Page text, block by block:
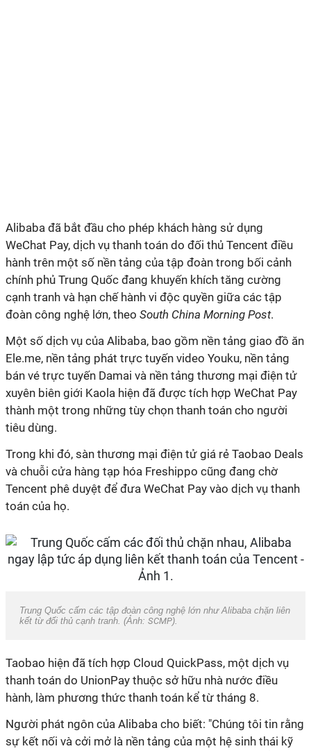
Alibaba đã bắt đầu cho phép khách hàng sử dụng
WeChat Pay, dịch vụ thanh toán do đối thủ Tencent điều
hành trên một số nền tảng của tập đoàn trong bối cảnh
chính phủ Trung Quốc đang khuyến khích tăng cường
cạnh tranh và hạn chế hành vi độc quyền giữa các tập
đoàn công nghệ lớn, theo South China Morning Post.
Một số dịch vụ của Alibaba, bao gồm nền tảng giao đồ ăn
Ele.me, nền tảng phát trực tuyến video Youku, nền tảng
bán vé trực tuyến Damai và nền tảng thương mại điện tử
xuyên biên giới Kaola hiện đã được tích hợp WeChat Pay
thành một trong những tùy chọn thanh toán cho người
tiêu dùng.
Trong khi đó, sàn thương mại điện tử giá rẻ Taobao Deals
và chuỗi cửa hàng tạp hóa Freshippo cũng đang chờ
Tencent phê duyệt để đưa WeChat Pay vào dịch vụ thanh
toán của họ.
Trung Quốc cấm các tập đoàn công nghệ lớn như Alibaba chặn liên
kết từ đối thủ cạnh tranh. (Ảnh: SCMP).
Taobao hiện đã tích hợp Cloud QuickPass, một dịch vụ
thanh toán do UnionPay thuộc sở hữu nhà nước điều
hành, làm phương thức thanh toán kể từ tháng 8.
Người phát ngôn của Alibaba cho biết: "Chúng tôi tin rằng
sự kết nối và cởi mở là nền tảng của một hệ sinh thái kỹ